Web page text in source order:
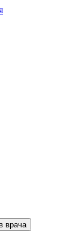
врача